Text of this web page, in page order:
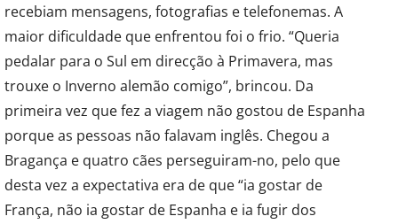
recebiam mensagens, fotografias e telefonemas. A
maior dificuldade que enfrentou foi o frio. “Queria
pedalar para o Sul em direcção à Primavera, mas
trouxe o Inverno alemão comigo”, brincou. Da
primeira vez que fez a viagem não gostou de Espanha
porque as pessoas não falavam inglês. Chegou a
Bragança e quatro cães perseguiram-no, pelo que
desta vez a expectativa era de que “ia gostar de
França, não ia gostar de Espanha e ia fugir dos